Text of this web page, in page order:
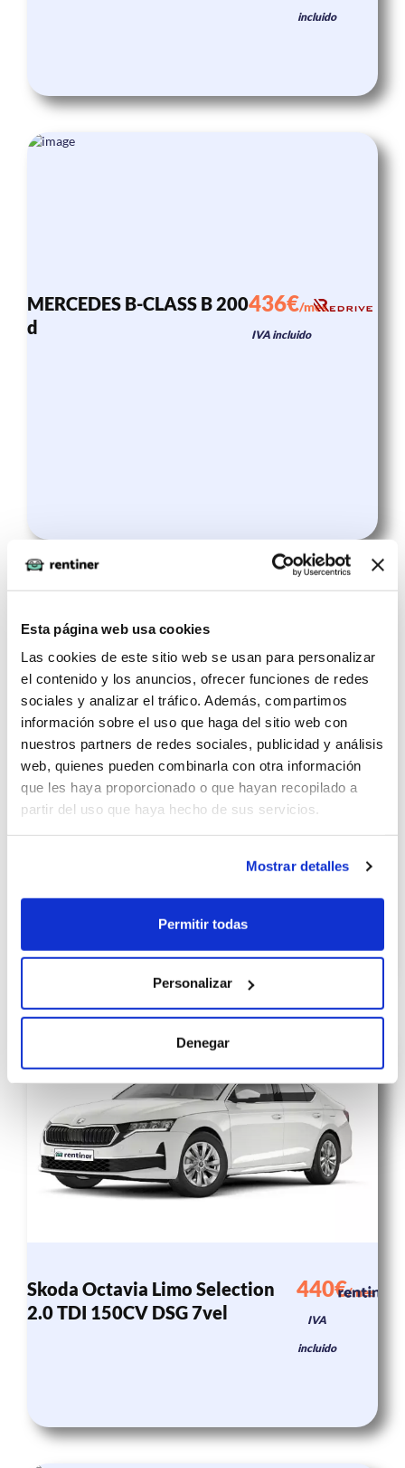
Esta página web usa cookies
Las cookies de este sitio web se usan para personalizar
el contenido y los anuncios, ofrecer funciones de redes
sociales y analizar el tráfico. Además, compartimos
información sobre el uso que haga del sitio web con
nuestros partners de redes sociales, publicidad y análisis
web, quienes pueden combinarla con otra información
que les haya proporcionado o que hayan recopilado a
partir del uso que haya hecho de sus servicios.
Mostrar detalles
Permitir todas
Personalizar
Denegar
incluido
MERCEDES B-CLASS B 200
d
436€/mes
IVA incluido
FORD MONDEO 2.0 Híbrido
138kW Trend HEV Auto SB
439€/mes
IVA
incluido
Skoda Octavia Limo Selection
2.0 TDI 150CV DSG 7vel
440€/mes
IVA
incluido